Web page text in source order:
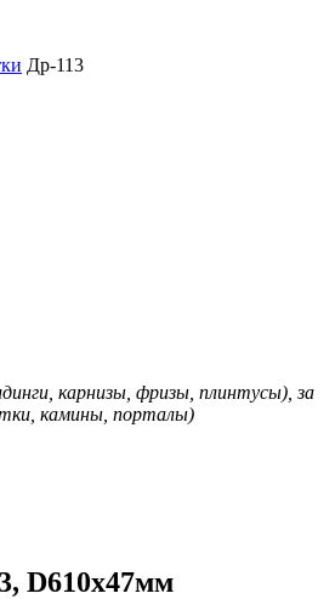
Др-113
карнизы, фризы, плинтусы), за
камины, порталы)
D610x47мм